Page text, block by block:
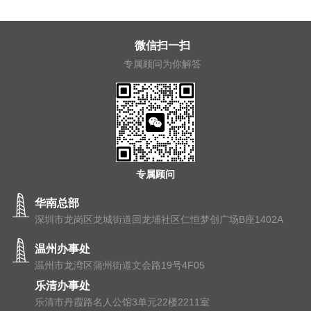
专属顾问
微信扫一扫
专属顾问为你解答
华南总部
深圳市龙岗区龙城街道回龙埔社区仁恒梦创广场B座1402A
温州办事处
温州市⻰湾区蒲州街道⽂会路19号4F05
乐清办事处
乐清市丹霞路名人公馆3单元22楼2211室